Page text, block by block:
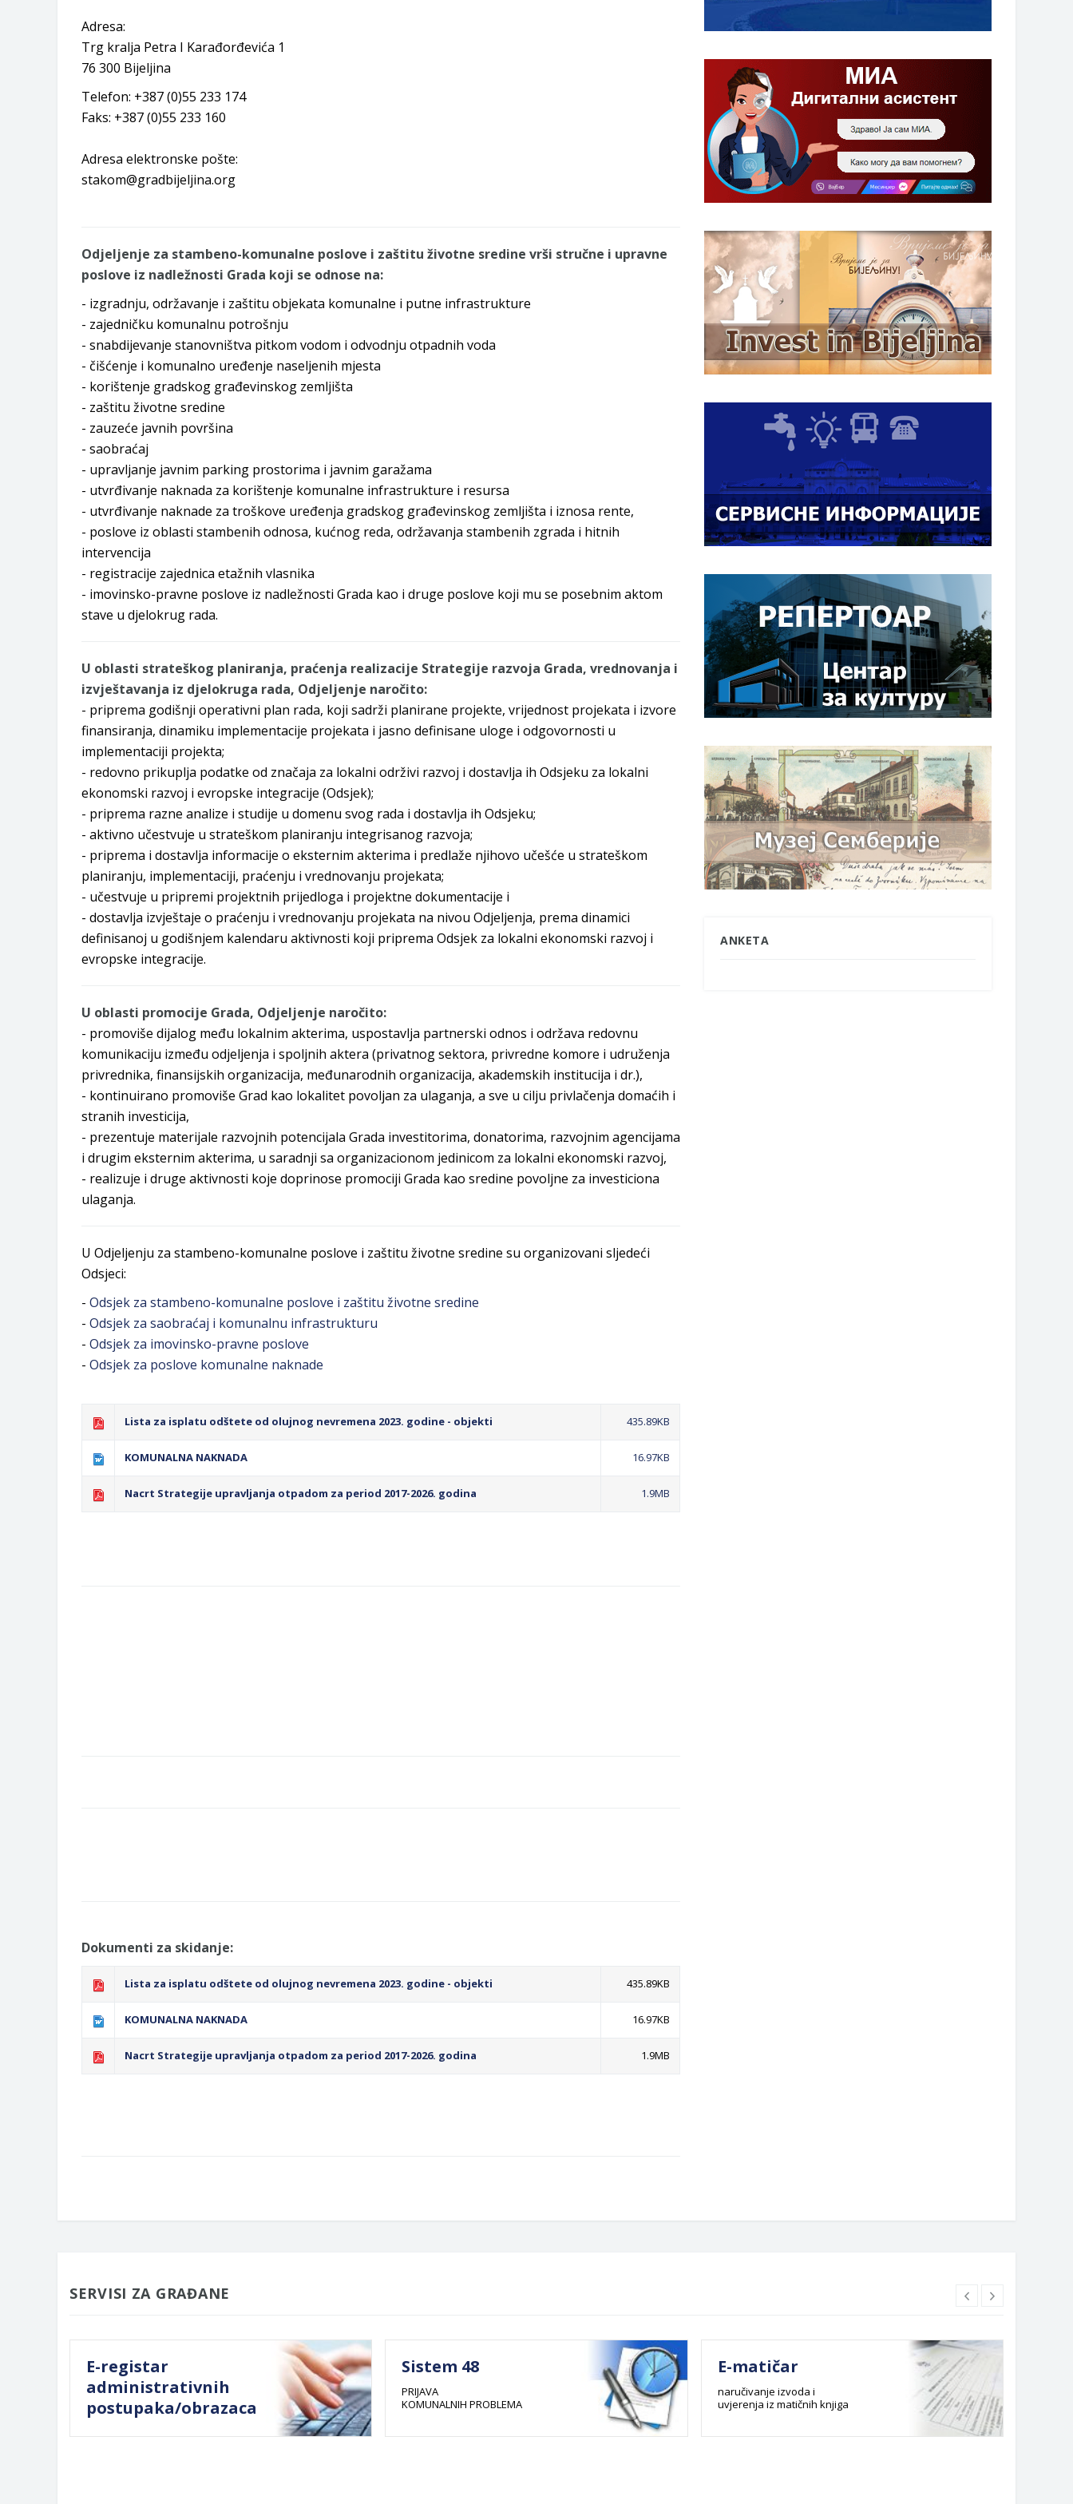
Obavještenje za preduzetnika - Vera Ujić
Adresa:
Trg kralja Petra I Karađorđevića 1
76 300 Bijeljina
Telefon: +387 (0)55 233 174
Faks: +387 (0)55 233 160
Adresa elektronske pošte:
stakom@gradbijeljina.org
Odjeljenje za stambeno-komunalne poslove i zaštitu životne sredine vrši stručne i upravne
poslove iz nadležnosti Grada koji se odnose na:
- izgradnju, održavanje i zaštitu objekata komunalne i putne infrastrukture
- zajedničku komunalnu potrošnju
- snabdijevanje stanovništva pitkom vodom i odvodnju otpadnih voda
- čišćenje i komunalno uređenje naseljenih mjesta
- korištenje gradskog građevinskog zemljišta
- zaštitu životne sredine
- zauzeće javnih površina
- saobraćaj
- upravljanje javnim parking prostorima i javnim garažama
- utvrđivanje naknada za korištenje komunalne infrastrukture i resursa
- utvrđivanje naknade za troškove uređenja gradskog građevinskog zemljišta i iznosa rente,
- poslove iz oblasti stambenih odnosa, kućnog reda, održavanja stambenih zgrada i hitnih
intervencija
- registracije zajednica etažnih vlasnika
- imovinsko-pravne poslove iz nadležnosti Grada kao i druge poslove koji mu se posebnim aktom
stave u djelokrug rada.
U oblasti strateškog planiranja, praćenja realizacije Strategije razvoja Grada, vrednovanja i
izvještavanja iz djelokruga rada, Odjeljenje naročito:
- priprema godišnji operativni plan rada, koji sadrži planirane projekte, vrijednost projekata i izvore
finansiranja, dinamiku implementacije projekata i jasno definisane uloge i odgovornosti u
implementaciji projekta;
- redovno prikuplja podatke od značaja za lokalni održivi razvoj i dostavlja ih Odsjeku za lokalni
ekonomski razvoj i evropske integracije (Odsjek);
- priprema razne analize i studije u domenu svog rada i dostavlja ih Odsjeku;
- aktivno učestvuje u strateškom planiranju integrisanog razvoja;
- priprema i dostavlja informacije o eksternim akterima i predlaže njihovo učešće u strateškom
planiranju, implementaciji, praćenju i vrednovanju projekata;
- učestvuje u pripremi projektnih prijedloga i projektne dokumentacije i
- dostavlja izvještaje o praćenju i vrednovanju projekata na nivou Odjeljenja, prema dinamici
definisanoj u godišnjem kalendaru aktivnosti koji priprema Odsjek za lokalni ekonomski razvoj i
evropske integracije.
U oblasti promocije Grada, Odjeljenje naročito:
- promoviše dijalog među lokalnim akterima, uspostavlja partnerski odnos i održava redovnu
komunikaciju između odjeljenja i spoljnih aktera (privatnog sektora, privredne komore i udruženja
privrednika, finansijskih organizacija, međunarodnih organizacija, akademskih institucija i dr.),
- kontinuirano promoviše Grad kao lokalitet povoljan za ulaganja, a sve u cilju privlačenja domaćih i
stranih investicija,
- prezentuje materijale razvojnih potencijala Grada investitorima, donatorima, razvojnim agencijama
i drugim eksternim akterima, u saradnji sa organizacionom jedinicom za lokalni ekonomski razvoj,
- realizuje i druge aktivnosti koje doprinose promociji Grada kao sredine povoljne za investiciona
ulaganja.
U Odjeljenju za stambeno-komunalne poslove i zaštitu životne sredine su organizovani sljedeći
Odsjeci:
- Odsjek za stambeno-komunalne poslove i zaštitu životne sredine
- Odsjek za saobraćaj i komunalnu infrastrukturu
- Odsjek za imovinsko-pravne poslove
- Odsjek za poslove komunalne naknade
Lista za isplatu odštete od olujnog nevremena 2023. godine - objekti 435.89KB
KOMUNALNA NAKNADA 16.97KB
Nacrt Strategije upravljanja otpadom za period 2017-2026. godina 1.9MB
Dokumenti za skidanje:
Lista za isplatu odštete od olujnog nevremena 2023. godine - objekti 435.89KB
KOMUNALNA NAKNADA 16.97KB
Nacrt Strategije upravljanja otpadom za period 2017-2026. godina 1.9MB
ANKETA
SERVISI ZA GRAĐANE
E-registar
administrativnih
postupaka/obrazaca
Sistem 48
PRIJAVA
KOMUNALNIH PROBLEMA
E-matičar
naručivanje izvoda i
uvjerenja iz matičnih knjiga